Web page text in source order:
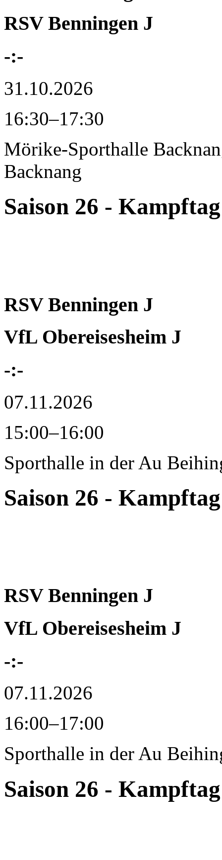
RSV Benningen J
-:-
31.10.2026
16:30–17:30
Mörike-Sporthalle
Backnang
Saison 26 -
RSV Benningen J
VfL Obereisesheim J
-:-
07.11.2026
15:00–16:00
Sporthalle in der Au
Saison 26 -
RSV Benningen J
VfL Obereisesheim J
-:-
07.11.2026
16:00–17:00
Sporthalle in der Au
Saison 26 -